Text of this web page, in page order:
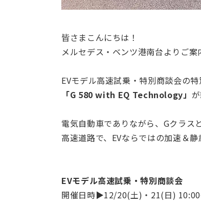
皆さまこんにちは！
メルセデス・ベンツ港南台よりご案
EVモデル高速試乗・特別商談会の特
「G 580 with EQ Technology」
電気自動車でありながら、Gクラス
高速道路で、EVならではの加速＆
EVモデル高速試乗・特別商談会
開催日時▶12/20(土)・21(日)